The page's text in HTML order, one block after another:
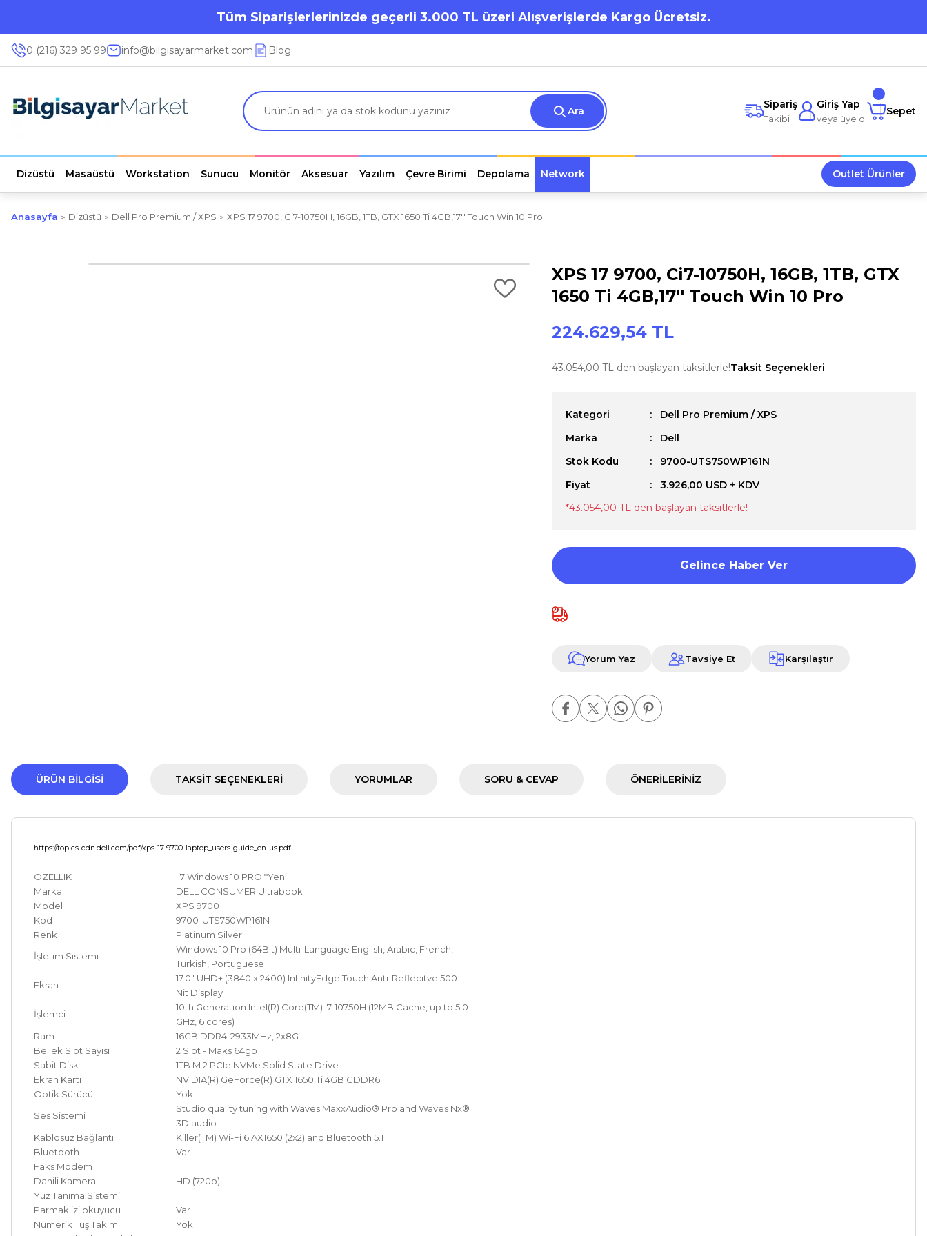
Tüm Siparişlerlerinizde geçerli 3.000 TL üzeri Alışverişlerde Kargo Ücretsiz.
0 (216) 329 95 99 info@bilgisayarmarket.com Blog
Ara
Sipariş
Takibi
Giriş Yap
veya üye ol
Sepet
Dizüstü Masaüstü Workstation Sunucu Monitör Aksesuar Yazılım Çevre Birimi Depolama Network Outlet Ürünler
Anasayfa Dizüstü Dell Pro Premium / XPS XPS 17 9700, Ci7-10750H, 16GB, 1TB, GTX 1650 Ti 4GB,17'' Touch Win 10 Pro
XPS 17 9700, Ci7-10750H, 16GB, 1TB, GTX
1650 Ti 4GB,17'' Touch Win 10 Pro
224.629,54 TL
43.054,00 TL den başlayan taksitlerle!Taksit Seçenekleri
Kategori
Dell Pro Premium / XPS
Marka
Dell
Stok Kodu
9700-UTS750WP161N
Fiyat
3.926,00 USD + KDV
*43.054,00 TL den başlayan taksitlerle!
Gelince Haber Ver
Yorum Yaz Tavsiye Et Karşılaştır
ÜRÜN BILGISI TAKSIT SEÇENEKLERI YORUMLAR SORU & CEVAP ÖNERILERINIZ
https://topics-cdn.dell.com/pdf/xps-17-9700-laptop_users-guide_en-us.pdf
ÖZELLIK i7 Windows 10 PRO *Yeni
Marka
DELL CONSUMER Ultrabook
Model
XPS 9700
Kod
9700-UTS750WP161N
Renk
Platinum Silver
İşletim Sistemi
Windows 10 Pro (64Bit) Multi-Language English, Arabic, French,
Turkish, Portuguese
Ekran
17.0" UHD+ (3840 x 2400) InfinityEdge Touch Anti-Reflecitve 500-
Nit Display
İşlemci
10th Generation Intel(R) Core(TM) i7-10750H (12MB Cache, up to 5.0
GHz, 6 cores)
Ram
16GB DDR4-2933MHz, 2x8G
Bellek Slot Sayısı
2 Slot - Maks 64gb
Sabit Disk
1TB M.2 PCIe NVMe Solid State Drive
Ekran Kartı
NVIDIA(R) GeForce(R) GTX 1650 Ti 4GB GDDR6
Optik Sürücü
Yok
Ses Sistemi
Studio quality tuning with Waves MaxxAudio® Pro and Waves Nx®
3D audio
Kablosuz Bağlantı
Killer(TM) Wi-Fi 6 AX1650 (2x2) and Bluetooth 5.1
Bluetooth
Var
Faks Modem
Dahili Kamera
HD (720p)
Yüz Tanıma Sistemi
Parmak izi okuyucu
Var
Numerik Tuş Takımı
Yok